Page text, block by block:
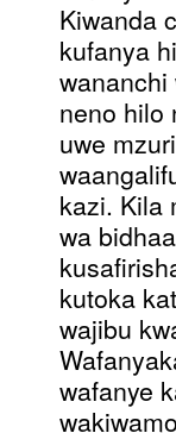
Kiwanda
kufanya
wananchi
neno hilo
uwe
kazi. Kila
wa
kutoka
wajibu
wafanye